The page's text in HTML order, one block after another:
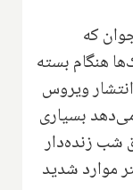
که
هنگام بسته
ویروس
بسیاری
مناطق شب زنده‌دار
موارد شدید